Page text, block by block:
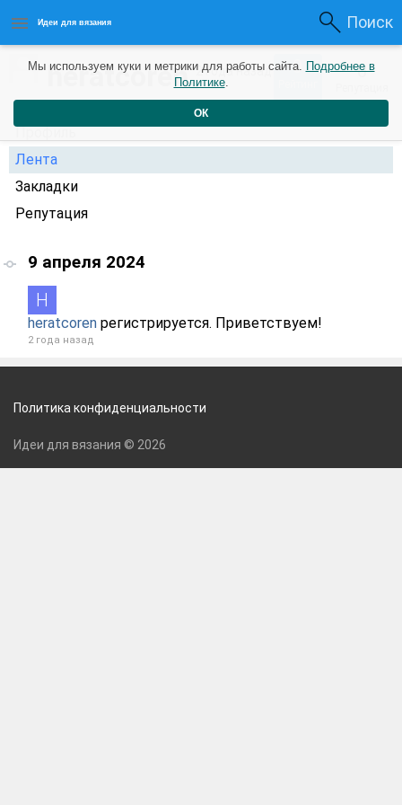
Идеи для вязания Поиск
heratcoren2 года назад 0 0
Профиль
Лента
Закладки
Репутация
9 апреля 2024
heratcoren регистрируется. Приветствуем!
2 года назад
Мы используем куки и метрики для работы сайта. Подробнее в
Политике.
ОК
Политика конфиденциальности
Идеи для вязания © 2026